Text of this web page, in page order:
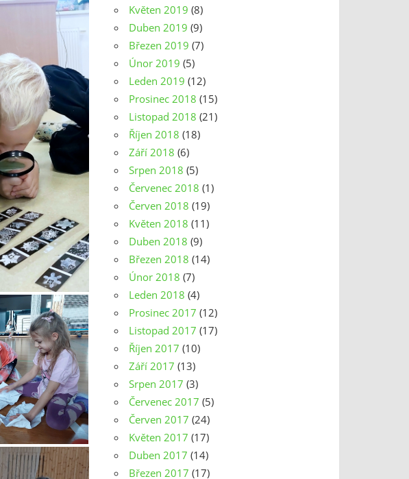
Květen 2019 (8)
Duben 2019 (9)
Březen 2019 (7)
Únor 2019 (5)
Leden 2019 (12)
Prosinec 2018 (15)
Listopad 2018 (21)
Říjen 2018 (18)
Září 2018 (6)
Srpen 2018 (5)
Červenec 2018 (1)
Červen 2018 (19)
Květen 2018 (11)
Duben 2018 (9)
Březen 2018 (14)
Únor 2018 (7)
Leden 2018 (4)
Prosinec 2017 (12)
Listopad 2017 (17)
Říjen 2017 (10)
Září 2017 (13)
Srpen 2017 (3)
Červenec 2017 (5)
Červen 2017 (24)
Květen 2017 (17)
Duben 2017 (14)
Březen 2017 (17)